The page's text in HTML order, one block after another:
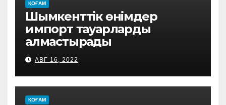
ҚОҒАМ
Шымкенттік өнімдер
импорт тауарларды
алмастырады
АВГ 16, 2022
ҚОҒАМ